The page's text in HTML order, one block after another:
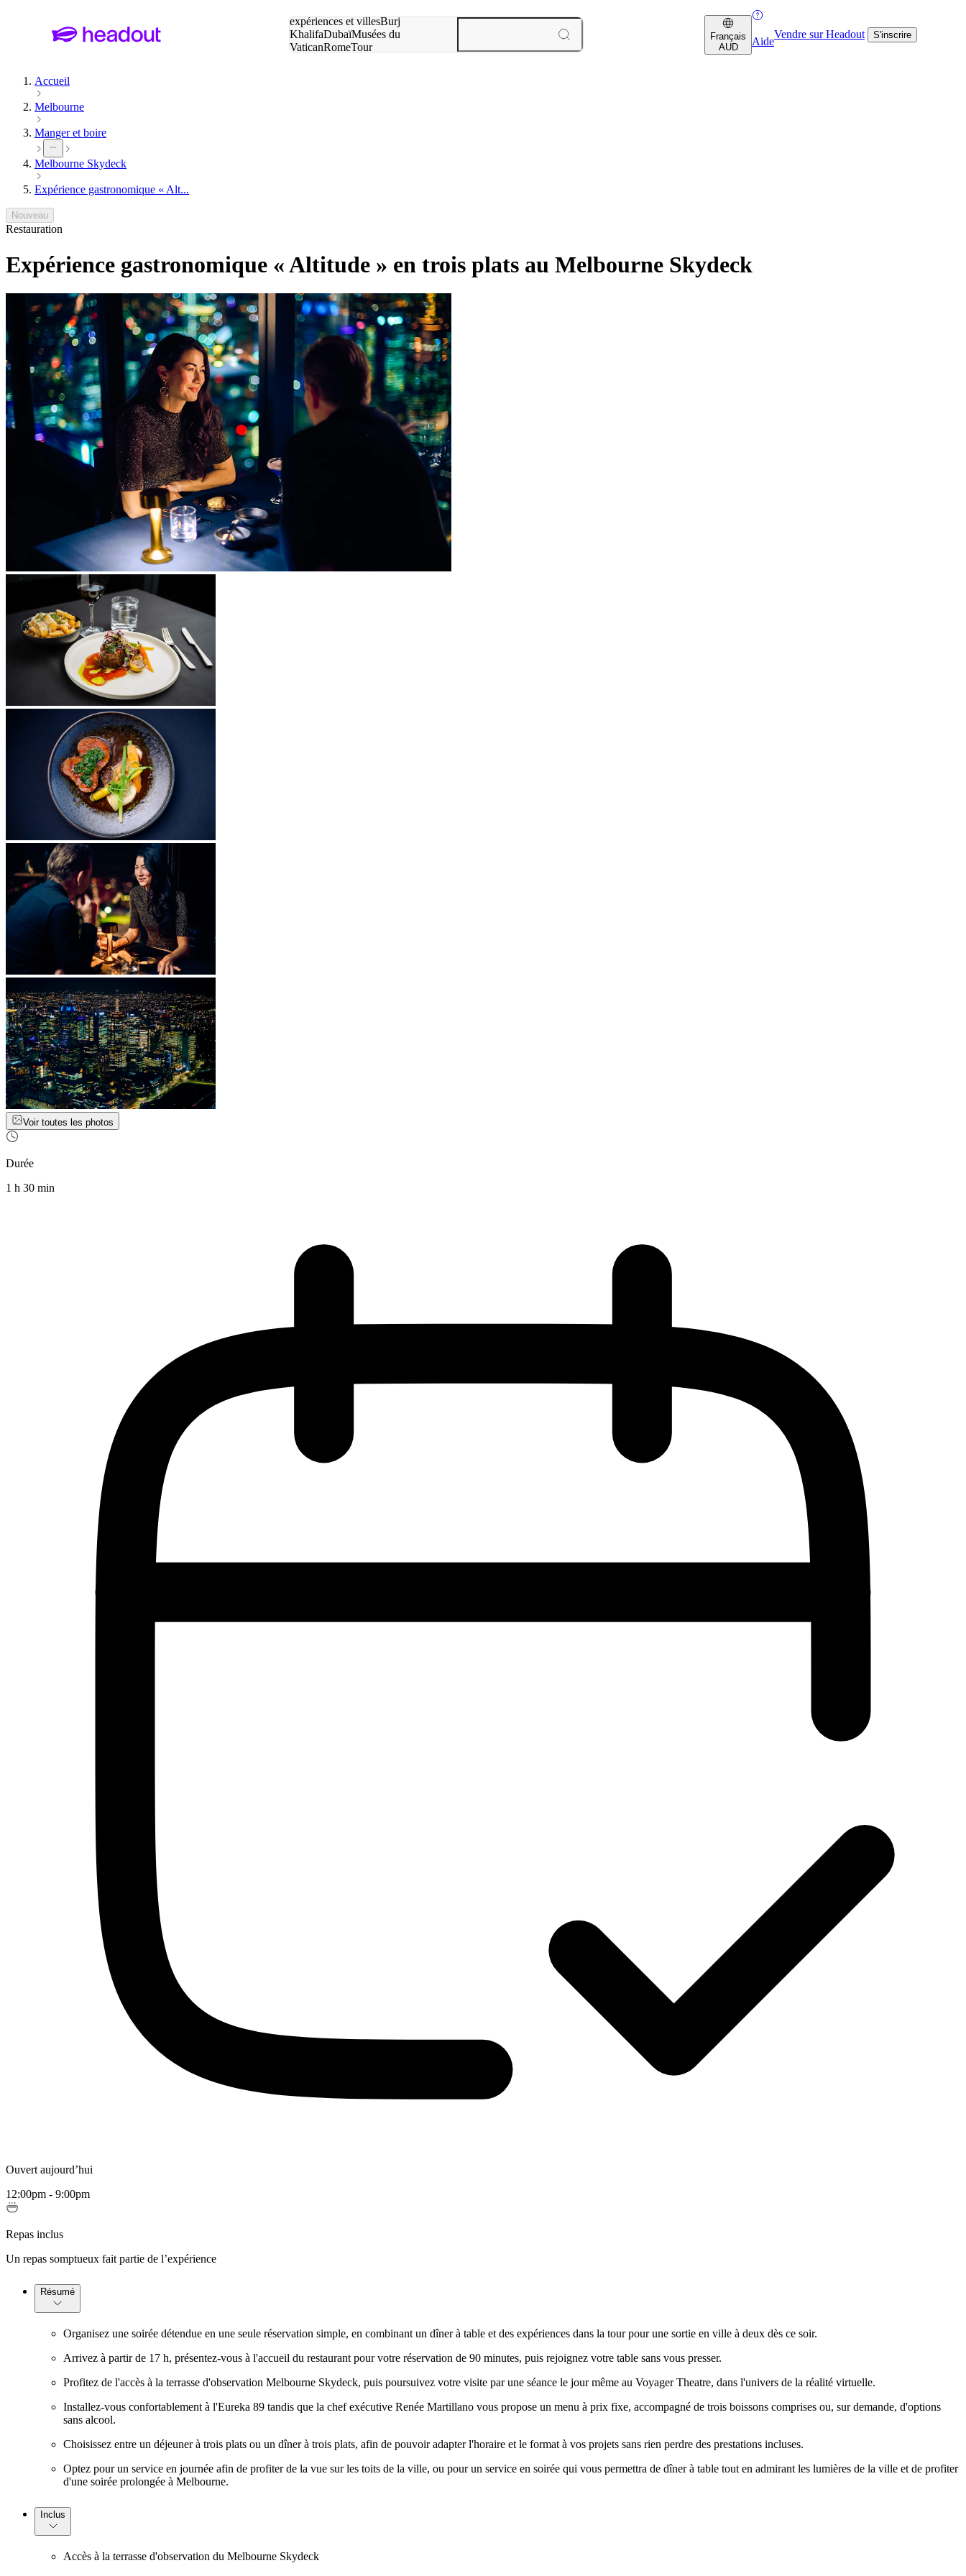
expériences et villesBurj
KhalifaDubaïMusées du
VaticanRomeTour
Français
AUD
Aide
Vendre sur Headout S'inscrire
Accueil
Melbourne
Manger et boire
Melbourne Skydeck
Expérience gastronomique « Alt...
Nouveau
Restauration
Expérience gastronomique « Altitude » en trois plats au Melbourne Skydeck
Voir toutes les photos
Durée
1 h 30 min
Ouvert aujourd’hui
12:00pm - 9:00pm
Repas inclus
Un repas somptueux fait partie de l’expérience
Résumé
Organisez une soirée détendue en une seule réservation simple, en combinant un dîner à table et des expériences dans la tour pour une sortie en ville à deux dès ce soir.
Arrivez à partir de 17 h, présentez-vous à l'accueil du restaurant pour votre réservation de 90 minutes, puis rejoignez votre table sans vous presser.
Profitez de l'accès à la terrasse d'observation Melbourne Skydeck, puis poursuivez votre visite par une séance le jour même au Voyager Theatre, dans l'univers de la réalité virtuelle.
Installez-vous confortablement à l'Eureka 89 tandis que la chef exécutive Renée Martillano vous propose un menu à prix fixe, accompagné de trois boissons comprises ou, sur demande, d'options
sans alcool.
Choisissez entre un déjeuner à trois plats ou un dîner à trois plats, afin de pouvoir adapter l'horaire et le format à vos projets sans rien perdre des prestations incluses.
Optez pour un service en journée afin de profiter de la vue sur les toits de la ville, ou pour un service en soirée qui vous permettra de dîner à table tout en admirant les lumières de la ville et de profiter
d'une soirée prolongée à Melbourne.
Inclus
Accès à la terrasse d'observation du Melbourne Skydeck